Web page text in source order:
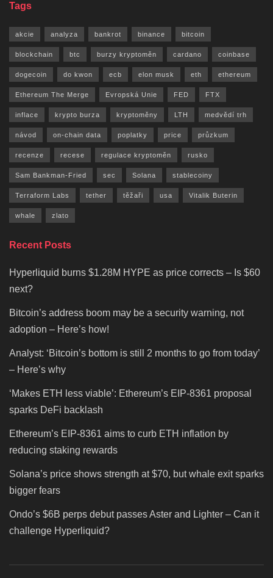
Tags
akcie analyza bankrot binance bitcoin
blockchain btc burzy kryptoměn cardano coinbase
dogecoin do kwon ecb elon musk eth ethereum
Ethereum The Merge Evropská Unie FED FTX
inflace krypto burza kryptoměny LTH medvědí trh
návod on-chain data poplatky price průzkum
recenze recese regulace kryptoměn rusko
Sam Bankman-Fried sec Solana stablecoiny
Terraform Labs tether těžaři usa Vitalik Buterin
whale zlato
Recent Posts
Hyperliquid burns $1.28M HYPE as price corrects – Is $60
next?
Bitcoin’s address boom may be a security warning, not
adoption – Here’s how!
Analyst: ‘Bitcoin’s bottom is still 2 months to go from today’
– Here’s why
‘Makes ETH less viable’: Ethereum’s EIP-8361 proposal
sparks DeFi backlash
Ethereum’s EIP-8361 aims to curb ETH inflation by
reducing staking rewards
Solana’s price shows strength at $70, but whale exit sparks
bigger fears
Ondo’s $6B perps debut passes Aster and Lighter – Can it
challenge Hyperliquid?